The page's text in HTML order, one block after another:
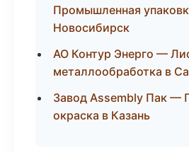
Промышленная
Новосибирск
АО Контур Энерго —
металлообработка в
Завод Assembly Пак —
окраска в Казань